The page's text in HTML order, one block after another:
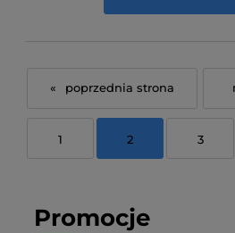
«
1 2 3
Promocje